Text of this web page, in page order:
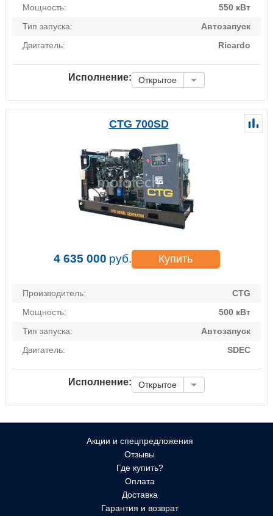
Мощность:
550 кВт
Тип запуска:
Автозапуск
Двигатель:
Ricardo
Исполнение: Открытое
CTG 700SD
4 635 000 руб. Купить
Производитель:
CTG
Мощность:
500 кВт
Тип запуска:
Автозапуск
Двигатель:
SDEC
Исполнение: Открытое
Акции и спецпредложения
Отзывы
Где купить?
Оплата
Доставка
Гарантия и возврат